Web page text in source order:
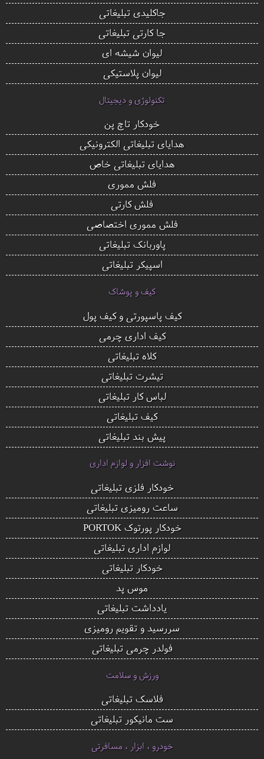
جاکلیدی تبلیغاتی
جا کارتی تبلیغاتی
لیوان شیشه ای
لیوان پلاستیکی
تکنولوژی و دیجیتال
خودکار تاچ پن
هدایای تبلیغاتی الکترونیکی
هدایای تبلیغاتی خاص
فلش مموری
فلش کارتی
فلش مموری اختصاصی
پاوربانک تبلیغاتی
اسپیکر تبلیغاتی
کیف و پوشاک
کیف پاسپورتی و کیف پول
کیف اداری چرمی
کلاه تبلیغاتی
تیشرت تبلیغاتی
لباس کار تبلیغاتی
کیف تبلیغاتی
پیش بند تبلیغاتی
نوشت افزار و لوازم اداری
خودکار فلزی تبلیغاتی
ساعت رومیزی تبلیغاتی
خودکار پورتوک PORTOK
لوازم اداری تبلیغاتی
خودکار تبلیغاتی
موس پد
یادداشت تبلیغاتی
سررسید و تقویم رومیزی
فولدر چرمی تبلیغاتی
ورزش و سلامت
فلاسک تبلیغاتی
ست مانیکور تبلیغاتی
خودرو ، ابزار ، مسافرتی